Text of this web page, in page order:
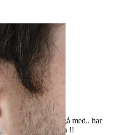
er behageligt at gå med.. har
super fræk i farven !!